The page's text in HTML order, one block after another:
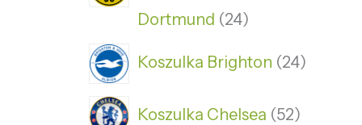
Dortmund 24
Koszulka Brighton 24
Koszulka Chelsea 52